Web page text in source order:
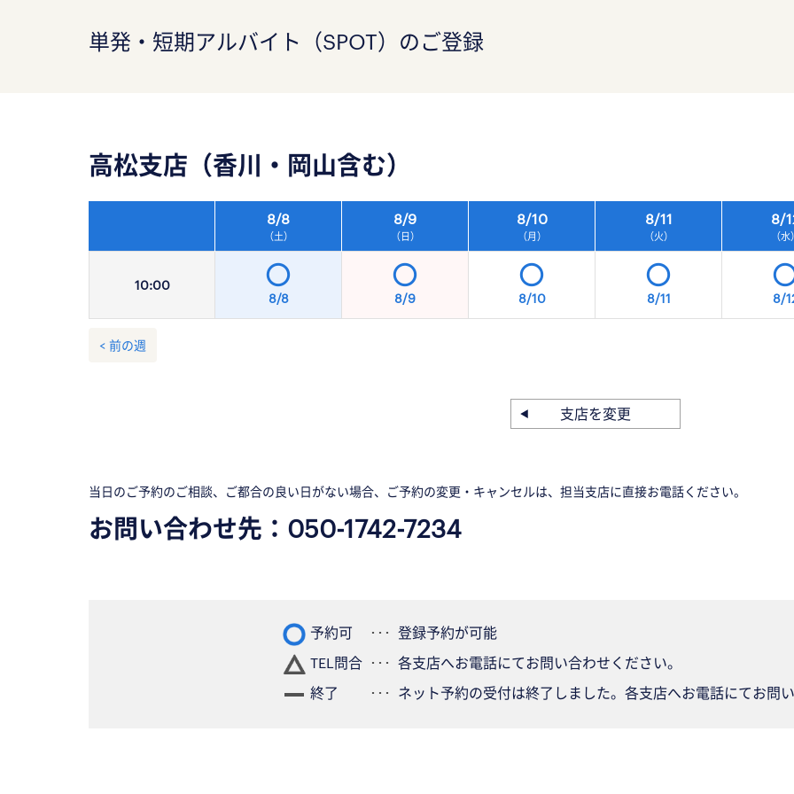
単発・短期アルバイト（SPOT）のご登録
高松支店（香川・岡山含む）
10:00
8/8
（土）
8/9
（日）
8/10
（月）
8/11
（火）
8/
（水）
8/8 8/9 8/10 8/11 8/
< 前の週
支店を変更
当日のご予約のご相談、ご都合の良い日がない場合、ご予約の変更・キャンセルは、担当支店に直接お電話ください。
お問い合わせ先： 050-1742-7234
予約可
登録予約が可能
TEL問合
各支店へお電話にてお問い合わせください。
終了
ネット予約の受付は終了しました。各支店へお電話にてお問い